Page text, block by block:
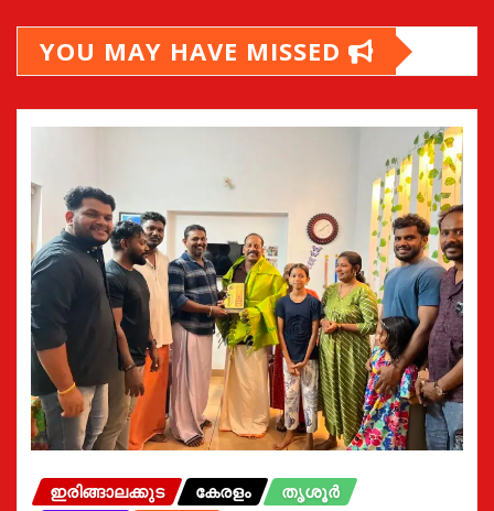
YOU MAY HAVE MISSED
ഇരിങ്ങാലക്കുട കേരളം
തൃശൂർ